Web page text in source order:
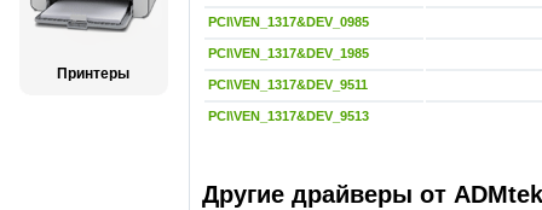
Принтеры
PCI\VEN_1317&DEV_0985
PCI\VEN_1317&DEV_1985
PCI\VEN_1317&DEV_9511
PCI\VEN_1317&DEV_9513
Другие драйверы от ADMtek